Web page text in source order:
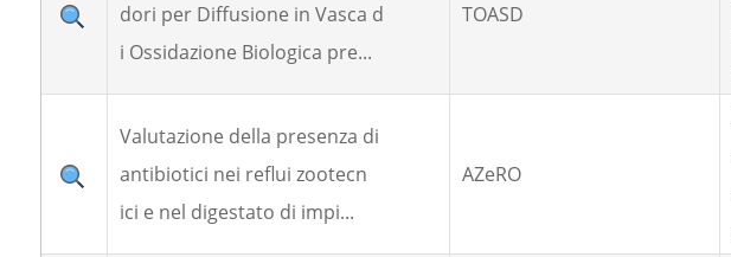
dori per Diffusione in Vasca d
i Ossidazione Biologica pre...
TOASD
Valutazione della presenza di
antibiotici nei reflui zootecn
ici e nel digestato di impi...
AZeRO